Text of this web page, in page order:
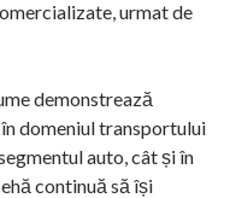
urmat de
demonstrează
domeniul transportului
auto, cât și în
continuă să își